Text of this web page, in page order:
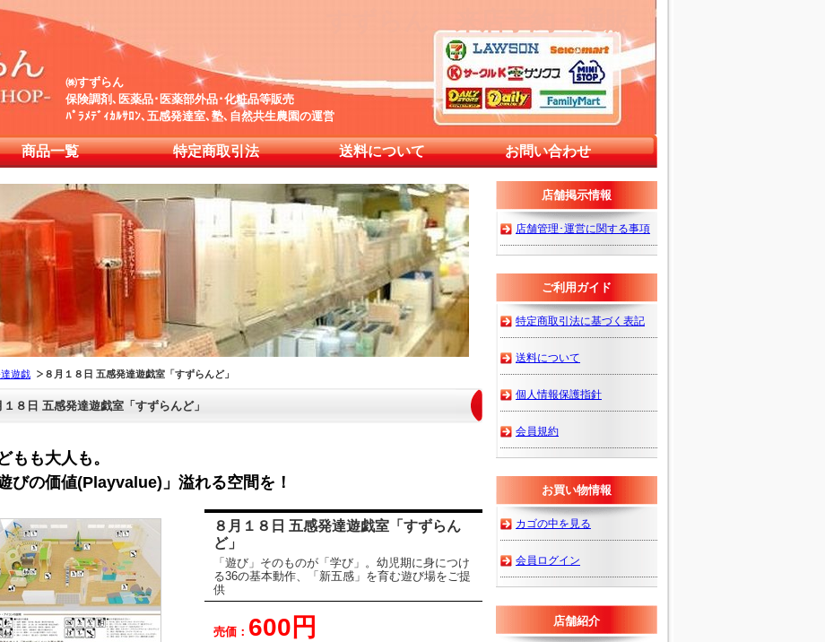
㈱すずらん
保険調剤､医薬品･医薬部外品･化粧品等販売
ﾊﾟﾗﾒﾃﾞｨｶﾙｻﾛﾝ､五感発達室､塾､自然共生農園の運営
商品一覧 特定商取引法 送料について お問い合わせ
遊戯 ８月１８日 五感発達遊戯室「すずらんど」
１８日 五感発達遊戯室「すずらんど」
もも大人も。
遊びの価値(Playvalue)」溢れる空間を！
８月１８日 五感発達遊戯室「すずらん
ど」
「遊び」そのものが「学び」。幼児期に身につけ
る36の基本動作、「新五感」を育む遊び場をご提
供
売価： 600円
店舗掲示情報
店舗管理･運営に関する事項
ご利用ガイド
特定商取引法に基づく表記
送料について
個人情報保護指針
会員規約
お買い物情報
カゴの中を見る
会員ログイン
店舗紹介